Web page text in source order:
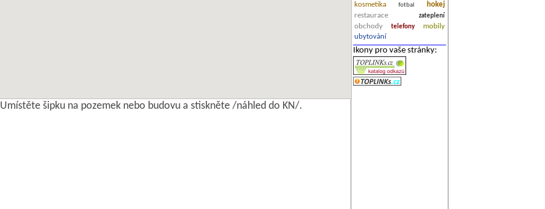
Umístěte šipku na pozemek nebo budovu a stiskněte /náhled do KN/.
kosmetika fotbal
hokej
restaurace
zateplení
obchody telefony
mobily
ubytování
Ikony pro vaše stránky: